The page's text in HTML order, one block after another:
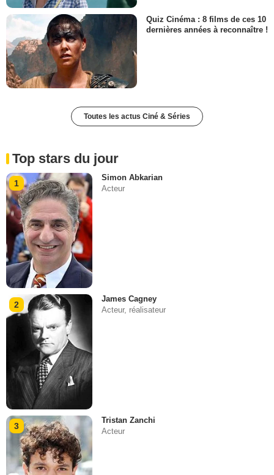
Quiz Cinéma : 8 films de ces 10
dernières années à reconnaître !
Toutes les actus Ciné & Séries
Top stars du jour
1
Simon Abkarian
Acteur
2
James Cagney
Acteur, réalisateur
3
Tristan Zanchi
Acteur